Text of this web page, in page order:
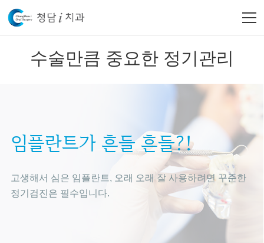
수술만큼 중요한 정기관리
임플란트가 흔들 흔들?!
고생해서 심은 임플란트, 오래 오래 잘 사용하려면 꾸준한
정기검진은 필수입니다.